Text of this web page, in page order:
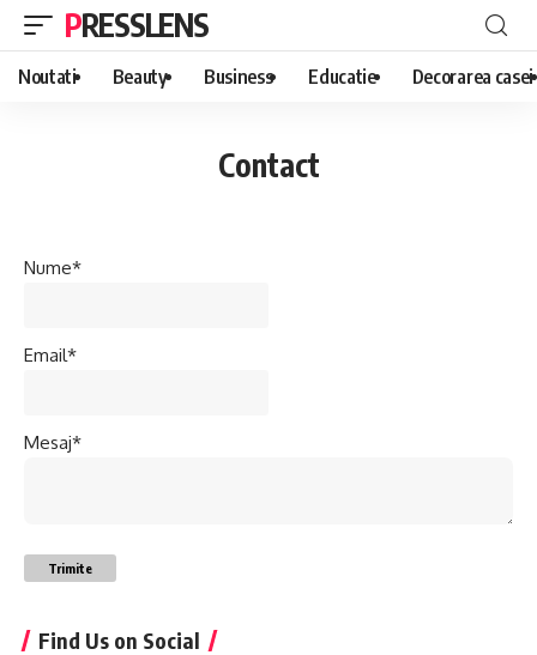
PRESSLENS
Noutati Beauty Business Educatie Decorarea casei
Contact
Nume*
Email*
Mesaj*
Trimite
Find Us on Social